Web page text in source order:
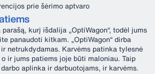
prie šėrimo aptvaro
kurį išdalija „OptiWagon“, todėl jums
panaudoti kitkam. „OptiWagon“ dirba
netrukdydamas. Karvėms patinka tylesnė
ir jums patiems joje būti maloniau. Taip
aplinka ir darbuotojams, ir karvėms.